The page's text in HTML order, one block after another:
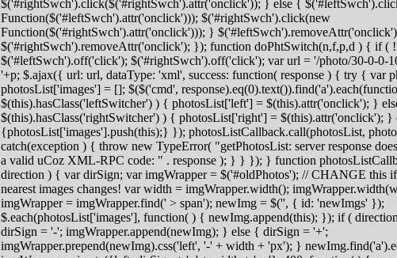
$('#rightSwch').click($('#rightSwch').attr('onclick')); } else {
Function($('#leftSwch').attr('onclick'))); $('#rightSwch').click(new
Function($('#rightSwch').attr('onclick'))); }
$('#rightSwch').removeAttr('onclick'); }); function doPhtSwitch(n,f,p,d ) { if
$('#leftSwch').off('click'); $('#rightSwch').off('click'); var url = '/photo/30-0-0-
'+p; $.ajax({ url: url, dataType: 'xml', success: function( response ) { try { var
photosList['images'] = []; $($('cmd',
$(this).hasClass('leftSwitcher') ) { photosList['left'] = $(this).attr('onclick'); }
$(this).hasClass('rightSwitcher') ) { photosList['right'] = $(this).attr('onclick'); }
{photosList['images'].push(this);} }); photosListCallback.call(photosList,
catch(exception ) { throw new TypeError( "getPhotosList: server response
a valid uCoz XML-RPC code: " . response ); } } }); } function
direction ) { var dirSign; var imgWrapper = $('#oldPhotos'); // CHANGE this
nearest images changes! var width = imgWrapper.width();
imgWrapper = imgWrapper.find(' > span'); newImg = $('', { id: 'newImgs' });
$.each(photosList['images'], function( ) { newImg.append(this); }); if (
dirSign = '-'; imgWrapper.append(newImg); } else { dirSign = '+';
imgWrapper.prepend(newImg).css('left', '-' + width + 'px'); }